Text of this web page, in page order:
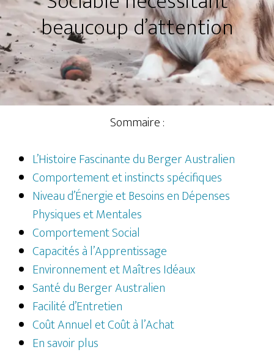
beaucoup d’attention
Sommaire :
L’Histoire Fascinante du Berger Australien
Comportement et instincts spécifiques
Niveau d’Énergie et Besoins en Dépenses
Physiques et Mentales
Comportement Social
Capacités à l’Apprentissage
Environnement et Maîtres Idéaux
Santé du Berger Australien
Facilité d’Entretien
Coût Annuel et Coût à l’Achat
En savoir plus